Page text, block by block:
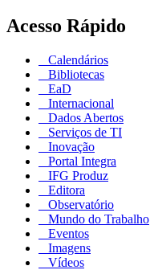
Acesso Rápido
Calendários
Bibliotecas
EaD
Internacional
Dados Abertos
Serviços de TI
Inovação
Portal Integra
IFG Produz
Editora
Observatório
Mundo do Trabalho
Eventos
Imagens
Vídeos